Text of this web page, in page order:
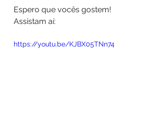
Espero que vocês gostem!
Assistam aí:
https://youtu.be/KJBX05TNn74